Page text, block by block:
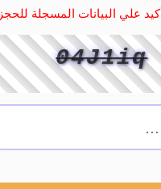
علي البيانات المسجلة للحجز
04J1iq